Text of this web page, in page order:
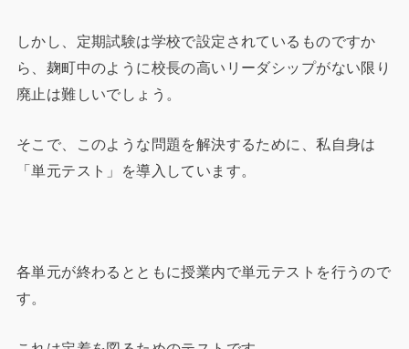
しかし、定期試験は学校で設定されているものですか
ら、麹町中のように校長の高いリーダシップがない限り
廃止は難しいでしょう。
そこで、このような問題を解決するために、私自身は
「単元テスト」を導入しています。
各単元が終わるとともに授業内で単元テストを行うので
す。